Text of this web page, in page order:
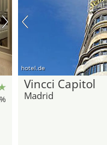
hotel.de
Vincci Capitol
Madrid